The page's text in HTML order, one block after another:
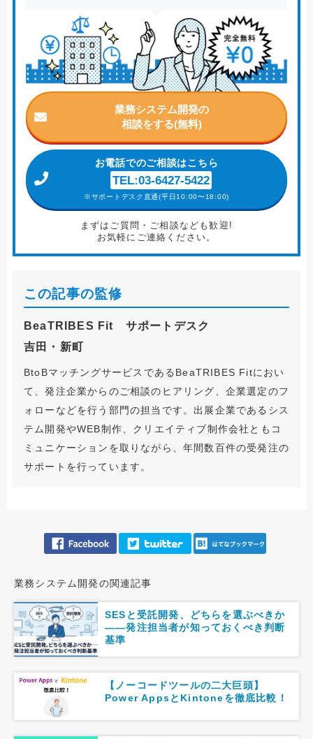
業務システム開発の
相談をする(無料)
お電話でのご相談はこちら
TEL:03-6427-5422
※サポートデスク直通(平日10:00〜18:00)
まずはご質問・ご相談なども歓迎!
お気軽にご連絡ください。
この記事の監修
BeaTRIBES Fit サポートデスク
吉田・新町
BtoBマッチングサービスであるBeaTRIBES Fitにおい
て、発注企業からのご相談のヒアリング、企業選定のフ
ォローなどを行う部門の担当です。出展企業であるシス
テム開発やWEB制作、クリエイティブ制作会社ともコ
ミュニケーションを取りながら、年間数百件の受発注の
サポートを行っています。
業務システム開発の関連記事
SESと受託開発、どちらを選ぶべきか
――発注担当者が知っておくべき判断
基準
【ノーコードツールの二大巨頭】
Power AppsとKintoneを徹底比較！